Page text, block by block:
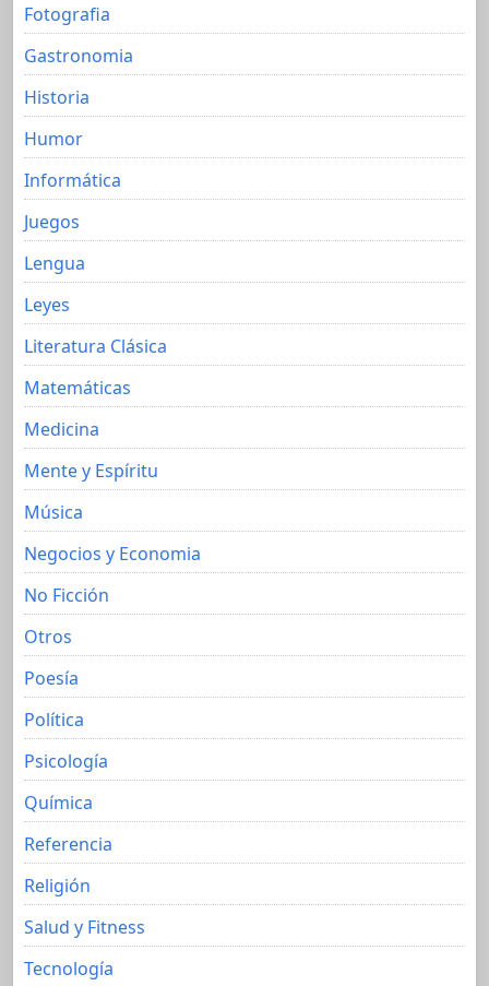
Fotografia
Gastronomia
Historia
Humor
Informática
Juegos
Lengua
Leyes
Literatura Clásica
Matemáticas
Medicina
Mente y Espíritu
Música
Negocios y Economia
No Ficción
Otros
Poesía
Política
Psicología
Química
Referencia
Religión
Salud y Fitness
Tecnología